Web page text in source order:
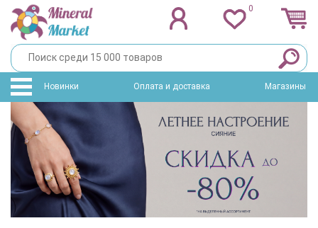
0
Новинки Оплата и доставка Магазины